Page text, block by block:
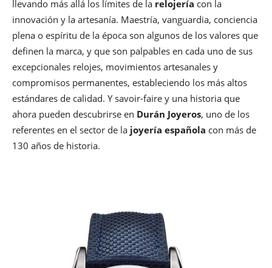
llevando más allá los límites de la relojería con la
innovación y la artesanía. Maestría, vanguardia, conciencia
plena o espíritu de la época son algunos de los valores que
definen la marca, y que son palpables en cada uno de sus
excepcionales relojes, movimientos artesanales y
compromisos permanentes, estableciendo los más altos
estándares de calidad. Y savoir-faire y una historia que
ahora pueden descubrirse en Durán Joyeros, uno de los
referentes en el sector de la joyería española con más de
130 años de historia.